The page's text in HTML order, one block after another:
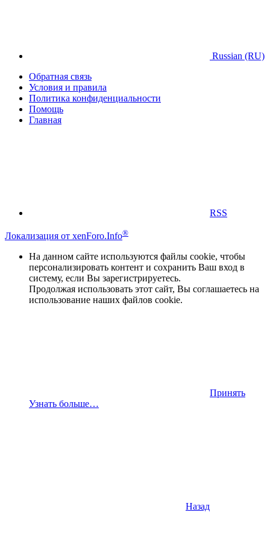
Russian (RU)
Обратная связь
Условия и правила
Политика конфиденциальности
Помощь
Главная
RSS
Локализация от xenForo.Info®
На данном сайте используются файлы cookie, чтобы
персонализировать контент и сохранить Ваш вход в
систему, если Вы зарегистрируетесь.
Продолжая использовать этот сайт, Вы соглашаетесь на
использование наших файлов cookie.
Принять
Узнать больше…
Назад